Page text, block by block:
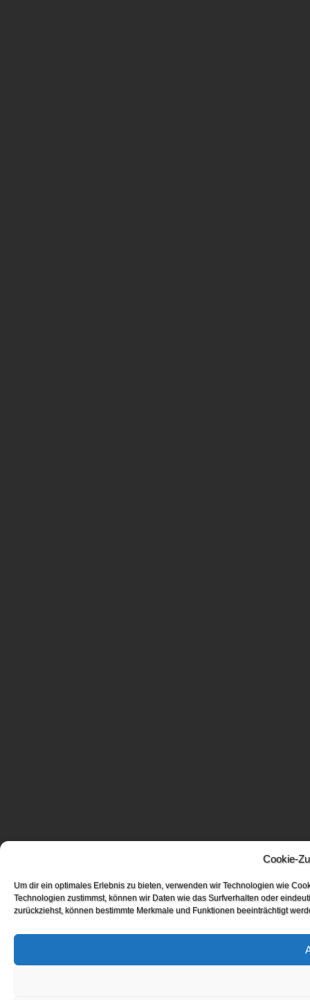
Cookie-
Um dir ein optimales Erlebnis zu bieten, verwenden wir Technologien wie
Technologien zustimmst, können wir Daten wie das Surfverhalten oder
zurückziehst, können bestimmte Merkmale und Funktionen beeinträchtigt